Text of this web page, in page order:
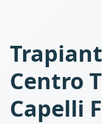
Centro
Capelli